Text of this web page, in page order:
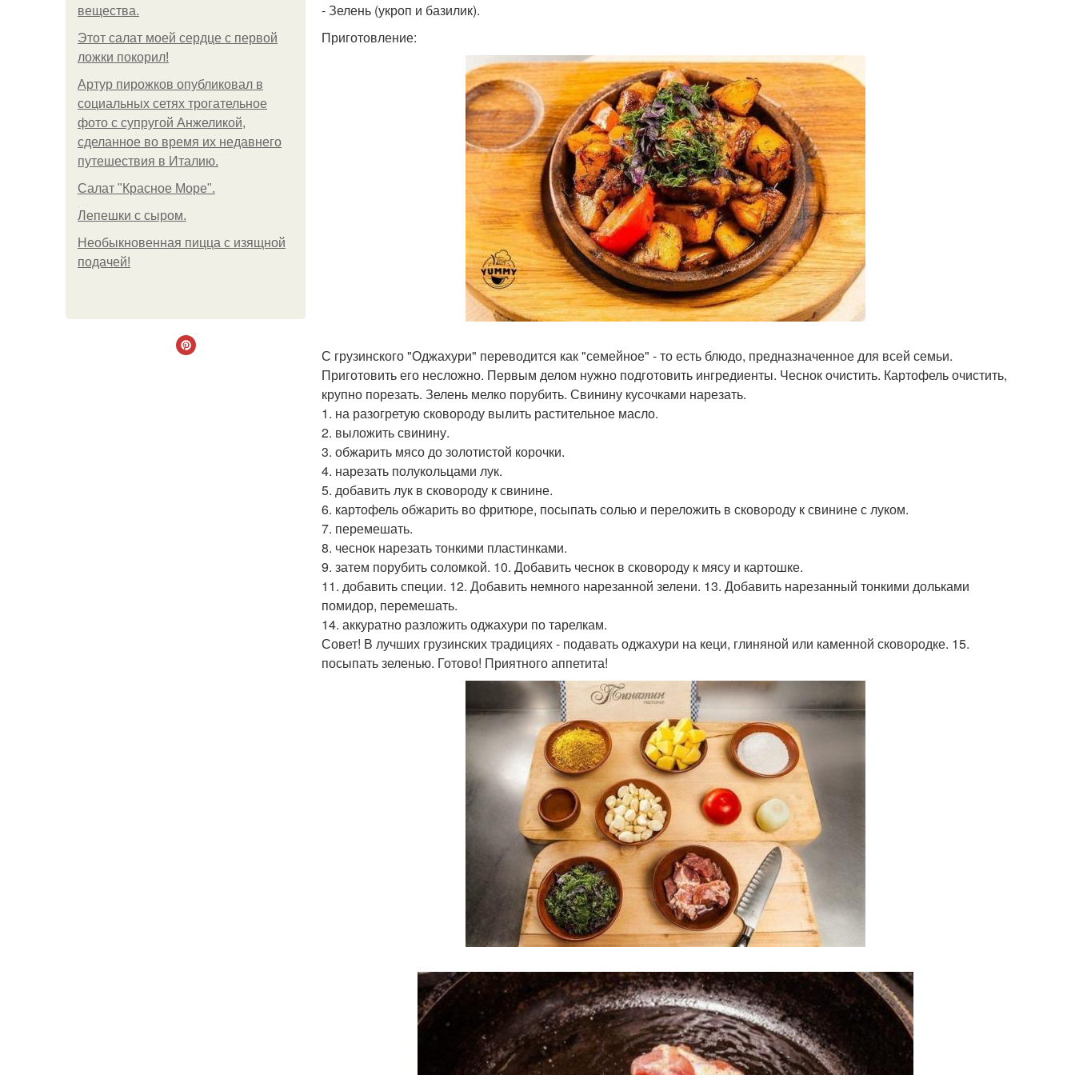
вещества.
Этот салат моей сердце с первой
ложки покорил!
Артур пирожков опубликовал в
социальных сетях трогательное
фото с супругой Анжеликой,
сделанное во время их недавнего
путешествия в Италию.
Салат "Красное Море".
Лепешки с сыром.
Необыкновенная пицца с изящной
подачей!
- Зелень (укроп и базилик).
Приготовление:
С грузинского "Оджахури" переводится как "семейное" - то есть блюдо, предназначенное для всей семьи.
Приготовить его несложно. Первым делом нужно подготовить ингредиенты. Чеснок очистить. Картофель очистить,
крупно порезать. Зелень мелко порубить. Свинину кусочками нарезать.
1. на разогретую сковороду вылить растительное масло.
2. выложить свинину.
3. обжарить мясо до золотистой корочки.
4. нарезать полукольцами лук.
5. добавить лук в сковороду к свинине.
6. картофель обжарить во фритюре, посыпать солью и переложить в сковороду к свинине с луком.
7. перемешать.
8. чеснок нарезать тонкими пластинками.
9. затем порубить соломкой. 10. Добавить чеснок в сковороду к мясу и картошке.
11. добавить специи. 12. Добавить немного нарезанной зелени. 13. Добавить нарезанный тонкими дольками
помидор, перемешать.
14. аккуратно разложить оджахури по тарелкам.
Совет! В лучших грузинских традициях - подавать оджахури на кеци, глиняной или каменной сковородке. 15.
посыпать зеленью. Готово! Приятного аппетита!